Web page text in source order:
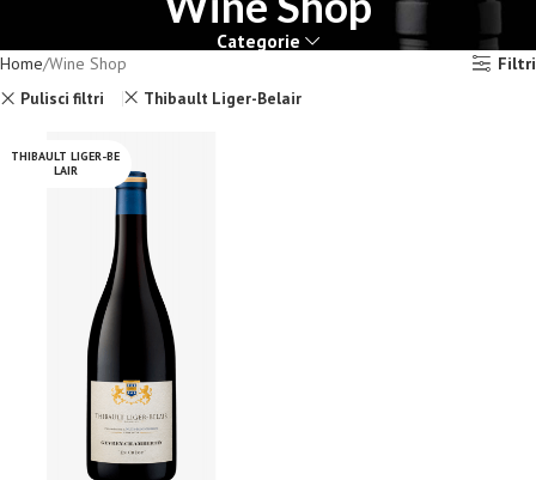
Categorie
Home Wine Shop
Filtri
Pulisci filtri
Thibault Liger-Belair
THIBAULT LIGER-BE
LAIR